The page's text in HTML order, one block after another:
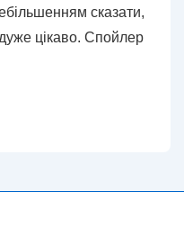
сказати,
цікаво. Спойлер